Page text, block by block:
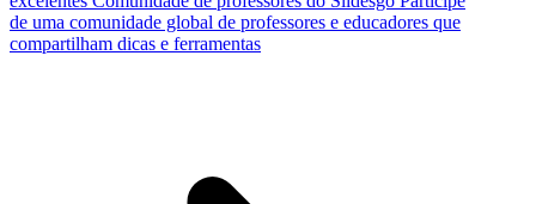
de uma comunidade global de professores e educadores que
compartilham dicas e ferramentas